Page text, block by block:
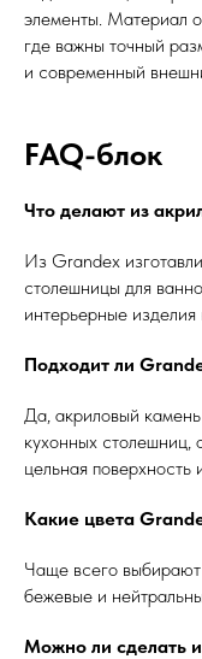
элементы. Материал
где важны точный
и современный
FAQ-блок
Что делают из
Из Grandex
столешницы для
интерьерные изделия
Подходит ли
Да, акриловый
кухонных столешниц,
цельная поверхность
Какие цвета
Чаще всего
бежевые и
Можно ли сделать